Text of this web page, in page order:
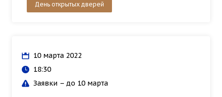
День открытых дверей
10 марта 2022
18:30
Заявки – до 10 марта